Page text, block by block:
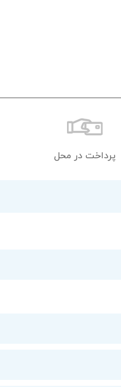
به
پرداخت در محل